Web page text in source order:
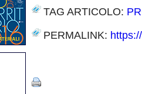
TAG ARTICOLO:
PERMALINK: